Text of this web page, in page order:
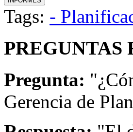
Tags: -
PREGUNTAS
Pregunta:
Gerencia de